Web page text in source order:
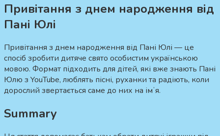
Привітання з днем народження від
Пані Юлі
Привітання з днем народження від Пані Юлі — це
спосіб зробити дитяче свято особистим українською
мовою. Формат підходить для дітей, які вже знають Пані
Юлю з YouTube, люблять пісні, руханки та радіють, коли
дорослий звертається саме до них на імʼя.
Summary